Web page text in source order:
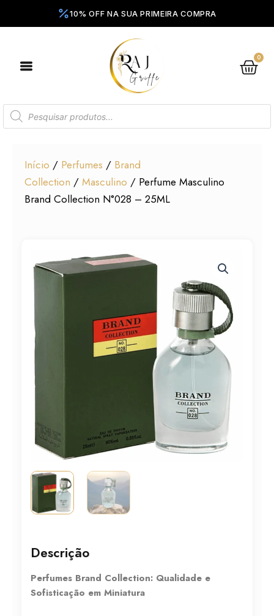
0
Pesquisar
produtos
Início / Perfumes / Brand
Collection / Masculino / Perfume Masculino
Brand Collection N°028 – 25ML
Descrição
Perfumes Brand Collection: Qualidade e
Sofisticação em Miniatura